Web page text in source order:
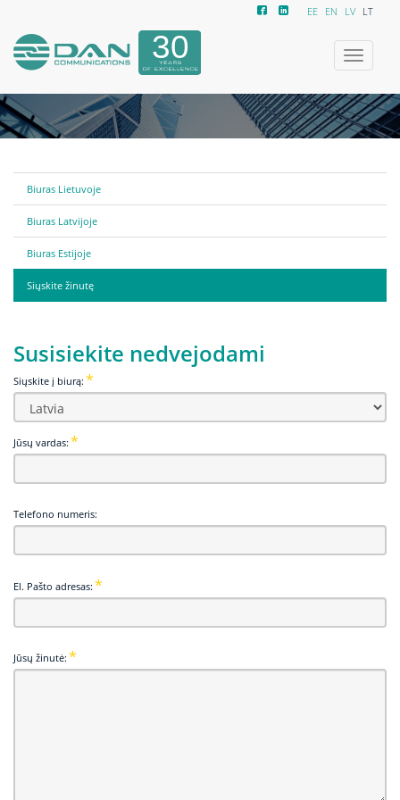
EE EN LV LT
Toggle
Biuras Lietuvoje
Biuras Latvijoje
Biuras Estijoje
Siųskite žinutę
Susisiekite nedvejodami
Siųskite į biurą:
Jūsų vardas:
Telefono numeris:
El. Pašto adresas:
Jūsų žinutė: